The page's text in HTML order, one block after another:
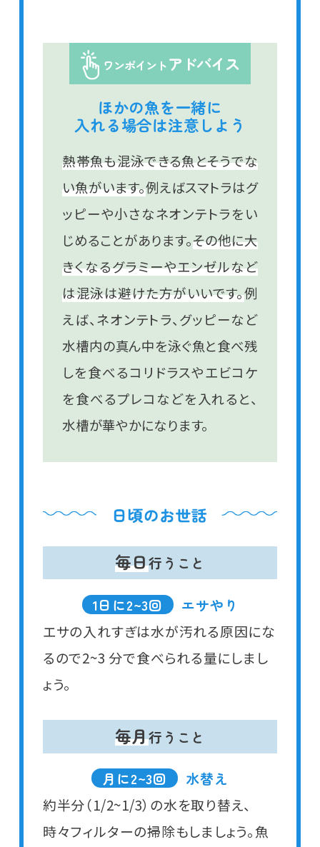
ワンポイントアドバイス
ほかの魚を一緒に
入れる場合は注意しよう
熱帯魚も混泳できる魚とそうでな
い魚がいます。例えばスマトラはグ
ッピーや小さなネオンテトラをい
じめることがあります。その他に大
きくなるグラミーやエンゼルなど
は混泳は避けた方がいいです。例
えば、ネオンテトラ、グッピーなど
水槽内の真ん中を泳ぐ魚と食べ残
しを食べるコリドラスやエビコケ
を食べるプレコなどを入れると、
水槽が華やかになります。
毎日行うこと
1日に2~3回
エサやり
エサの入れすぎは水が汚れる原因にな
るので2~3 分で食べられる量にしまし
ょう。
毎月行うこと
月に2~3回
水替え
約半分（1/2~1/3）の水を取り替え、
時々フィルターの掃除もしましょう。魚